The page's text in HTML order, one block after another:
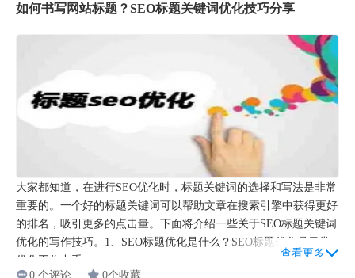
如何书写网站标题？SEO标题关键词优化技巧分享
大家都知道，在进行SEO优化时，标题关键词的选择和写法是非常
重要的。一个好的标题关键词可以帮助文章在搜索引擎中获得更好
的排名，吸引更多的点击量。下面将介绍一些关于SEO标题关键词
优化的写作技巧。1、SEO标题优化是什么？SEO标题优化是日常
优化工作中重...
查看更多
0 个评论
0个收藏